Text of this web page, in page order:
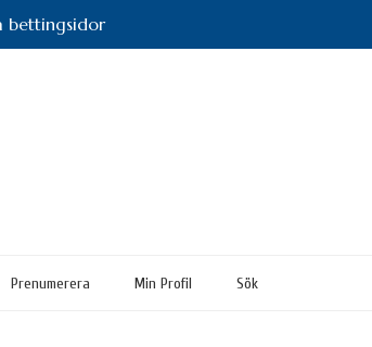
bettingsidor
Prenumerera Min Profil Sök